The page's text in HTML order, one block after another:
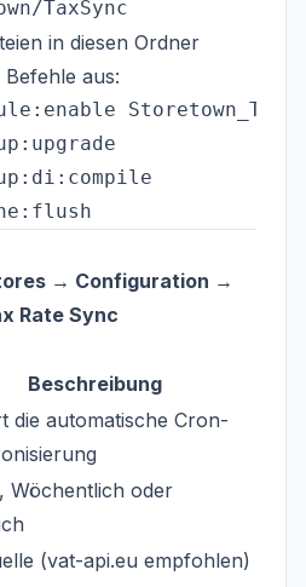
TaxSync
in diesen Ordner
aus:
→ Configuration →
Rate Sync
Beschreibung
die automatische Cron-
Wöchentlich oder
(vat-api.eu empfohlen)